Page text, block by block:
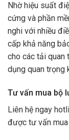
Nhờ hiệu suất
cứng và phần
nghi với nhiều
cấp khả năng
cho các tải quan
dụng quan trọng
Tư vấn mua bộ
Liên hệ ngay
được tư vấn